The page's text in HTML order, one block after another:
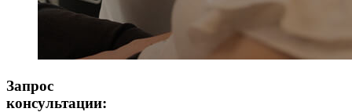
Запрос
консультации: